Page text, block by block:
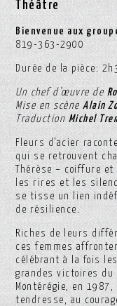
Théâtre
Bienvenue aux
819-363-2900
Durée de la pièce:
Un chef d’œuvre de
Mise en scèneAlain
TraductionMichel
Fleurs d’acier
qui se retrouvent
Thérèse – coiffure
les rires et les
se tisse un lien
de résilience.
Riches de leurs
ces femmes
célébrant à la fois
grandes victoires du
Montérégie, en
tendresse, au